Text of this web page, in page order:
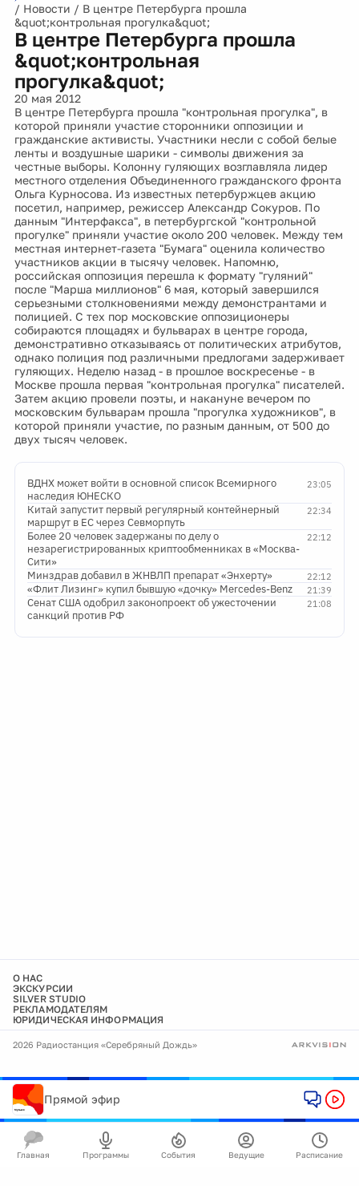
/ Новости / В центре Петербурга прошла
&quot;контрольная прогулка&quot;
В центре Петербурга прошла
&quot;контрольная
прогулка&quot;
20 мая 2012
В центре Петербурга прошла "контрольная прогулка", в
которой приняли участие сторонники оппозиции и
гражданские активисты. Участники несли с собой белые
ленты и воздушные шарики - символы движения за
честные выборы. Колонну гуляющих возглавляла лидер
местного отделения Объединенного гражданского фронта
Ольга Курносова. Из известных петербуржцев акцию
посетил, например, режиссер Александр Сокуров. По
данным "Интерфакса", в петербургской "контрольной
прогулке" приняли участие около 200 человек. Между тем
местная интернет-газета "Бумага" оценила количество
участников акции в тысячу человек. Напомню,
российская оппозиция перешла к формату "гуляний"
после "Марша миллионов" 6 мая, который завершился
серьезными столкновениями между демонстрантами и
полицией. С тех пор московские оппозиционеры
собираются площадях и бульварах в центре города,
демонстративно отказываясь от политических атрибутов,
однако полиция под различными предлогами задерживает
гуляющих. Неделю назад - в прошлое воскресенье - в
Москве прошла первая "контрольная прогулка" писателей.
Затем акцию провели поэты, и накануне вечером по
московским бульварам прошла "прогулка художников", в
которой приняли участие, по разным данным, от 500 до
двух тысяч человек.
23:05
ВДНХ может войти в основной список Всемирного
наследия ЮНЕСКО
22:34
Китай запустит первый регулярный контейнерный
маршрут в ЕС через Севморпуть
22:12
Более 20 человек задержаны по делу о
незарегистрированных криптообменниках в «Москва-
Сити»
22:12
Минздрав добавил в ЖНВЛП препарат «Энхерту»
21:39
«Флит Лизинг» купил бывшую «дочку» Mercedes-Benz
21:08
Сенат США одобрил законопроект об ужесточении
санкций против РФ
О НАС
ЭКСКУРСИИ
SILVER STUDIO
РЕКЛАМОДАТЕЛЯМ
ЮРИДИЧЕСКАЯ ИНФОРМАЦИЯ
2026 Радиостанция «Серебряный Дождь»
Прямой эфир
Главная Программы События Ведущие Расписание